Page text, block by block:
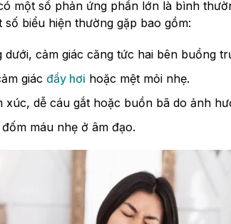
một số phản ứng phần lớn là bình
số biểu hiện thường gặp bao gồm:
cảm giác căng tức hai bên buồng
giác đầy hơi hoặc mệt mỏi nhẹ.
xúc, dễ cáu gắt hoặc buồn bã do ảnh
máu nhẹ ở âm đạo.